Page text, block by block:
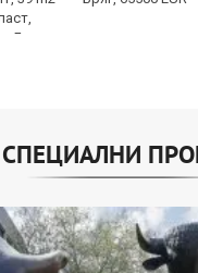
СПЕЦИАЛНИ